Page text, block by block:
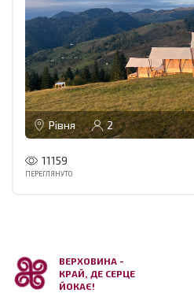
Рівня 2
11159
ПЕРЕГЛЯНУТО
ВЕРХОВИНА -
КРАЙ, ДЕ СЕРЦЕ
ЙОКАЄ!